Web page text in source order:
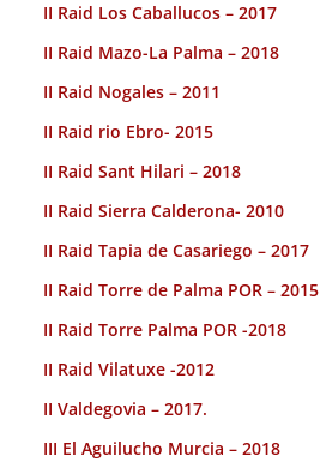
II Raid Los Caballucos – 2017
II Raid Mazo-La Palma – 2018
II Raid Nogales – 2011
II Raid rio Ebro- 2015
II Raid Sant Hilari – 2018
II Raid Sierra Calderona- 2010
II Raid Tapia de Casariego – 2017
II Raid Torre de Palma POR – 2015
II Raid Torre Palma POR -2018
II Raid Vilatuxe -2012
II Valdegovia – 2017.
III El Aguilucho Murcia – 2018